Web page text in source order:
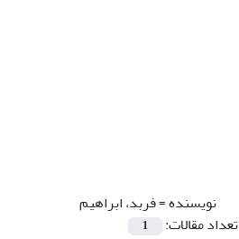
نویسنده =فربد، ابراهیم
تعداد مقالات:
1